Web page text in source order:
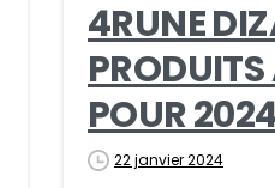
4RUNE
POUR
22 janvier 2024